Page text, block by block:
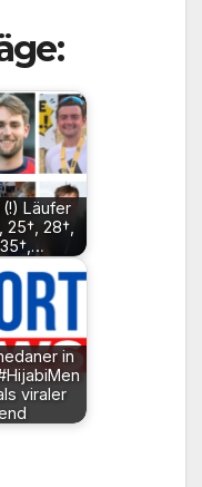
Läufer
25†, 28†,
in
viraler